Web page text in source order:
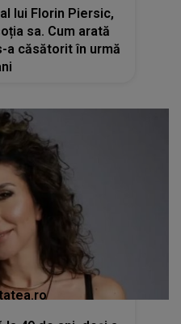
lui Florin Piersic,
sa. Cum arată
a căsătorit în urmă